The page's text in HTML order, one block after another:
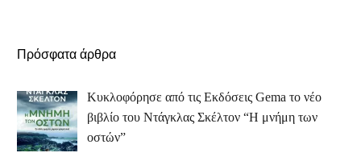
Πρόσφατα άρθρα
Κυκλοφόρησε από τις Εκδόσεις Gema το νέο
βιβλίο του Ντάγκλας Σκέλτον “Η μνήμη των
οστών”